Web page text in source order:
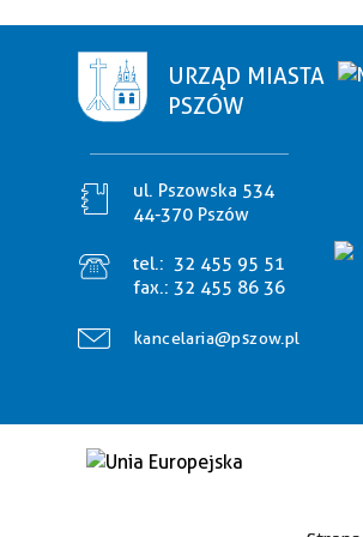
URZĄD MIASTA
PSZÓW
ul. Pszowska 534
44-370 Pszów
tel.: 32 455 95 51
fax.: 32 455 86 36
kancelaria@pszow.pl